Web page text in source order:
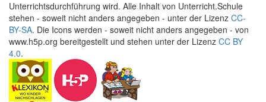
Unterrichtsdurchführung wird. Alle Inhalt von Unterricht.Schule
stehen - soweit nicht anders angegeben - unter der Lizenz CC-
BY-SA. Die Icons werden - soweit nicht anders angegeben - von
www.h5p.org bereitgestellt und stehen unter der Lizenz CC BY
4.0.